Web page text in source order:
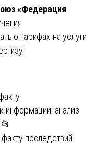
«Федерация
о тарифах на услуги
.
информации: анализ
последствий